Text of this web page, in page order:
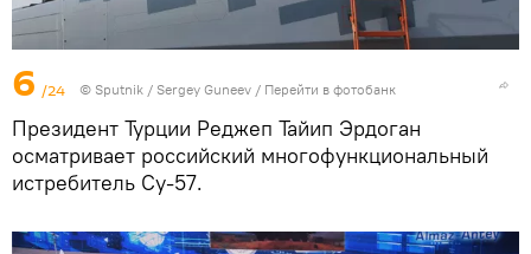
6 /24 © Sputnik / Sergey Guneev / Перейти в фотобанк
Президент Турции Реджеп Тайип Эрдоган
осматривает российский многофункциональный
истребитель Су-57.